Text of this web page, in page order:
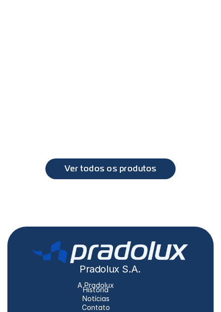
Ver todos os produtos
Pradolux S.A.
A Pradolux
História
Notícias
Contato